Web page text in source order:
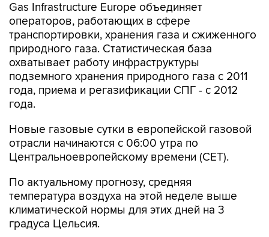
Gas Infrastructure Europe объединяет
операторов, работающих в сфере
транспортировки, хранения газа и сжиженного
природного газа. Статистическая база
охватывает работу инфраструктуры
подземного хранения природного газа с 2011
года, приема и регазификации СПГ - с 2012
года.
Новые газовые сутки в европейской газовой
отрасли начинаются c 06:00 утра по
Центральноевропейскому времени (CET).
По актуальному прогнозу, средняя
температура воздуха на этой неделе выше
климатической нормы для этих дней на 3
градуса Цельсия.